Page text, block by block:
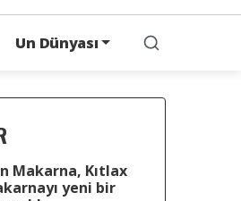
Un Dünyası
Makarna, Kıtlax
yeni bir